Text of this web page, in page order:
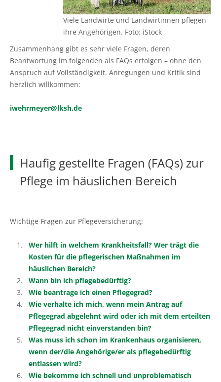
Beratung in Einkommenskombinationen
Beratung zur Hofübergabe
Gemeinsam gegen psychische Belastungen in der
Landwirtschaft
Beratung zur Bilanzierung gemäß
Düngeverordnung
Pflanzenschutzberatung
Anbauberatung
Grünlandberatung
ELER Grünlandberatung
Innovationsberatung EIP-Förderung
Beratung in der Tierhaltung
Beratung für den ökologischen Landbau
Ökologischer Landbau
Umwelt- und Gewässerschutz
Landwirtschaftliches Bauen und Energietechnik
Planung und Gutachten
Baumkontrollen
Waldbestattung
Weihnachtsbaumkulturen
Zierpflanzenbau
Stauden
Garten- und Landschaftsbau
Öffentliches Grün
Gemüsebau
Obstbau
Haus- und Kleingarten
Thea und Bruno Tietgen Stiftung
Ausbildungsberatung
Fort- und Weiterbildung
Praktikum
Einkaufen beim Erzeuger
Haus- und Kleingarten
Garten- und Balkontipps
Viele Landwirte und Landwirtinnen pflegen
ihre Angehörigen. Foto: iStock
Zusammenhang gibt es sehr viele Fragen, deren
Beantwortung im folgenden als FAQs erfolgen – ohne den
Anspruch auf Vollständigkeit. Anregungen und Kritik sind
herzlich willkommen:
iwehrmeyer@lksh.de
Haufig gestellte Fragen (FAQs) zur
Pflege im häuslichen Bereich
Wichtige Fragen zur Pflegeversicherung:
Wer hilft in welchem Krankheitsfall? Wer trägt die
Kosten für die pflegerischen Maßnahmen im
häuslichen Bereich?
Wann bin ich pflegebedürftig?
Wie beantrage ich einen Pflegegrad?
Wie verhalte ich mich, wenn mein Antrag auf
Pflegegrad abgelehnt wird oder ich mit dem erteilten
Pflegegrad nicht einverstanden bin?
Was muss ich schon im Krankenhaus organisieren,
wenn der/die Angehörige/er als pflegebedürftig
entlassen wird?
Wie bekomme ich schnell und unproblematisch